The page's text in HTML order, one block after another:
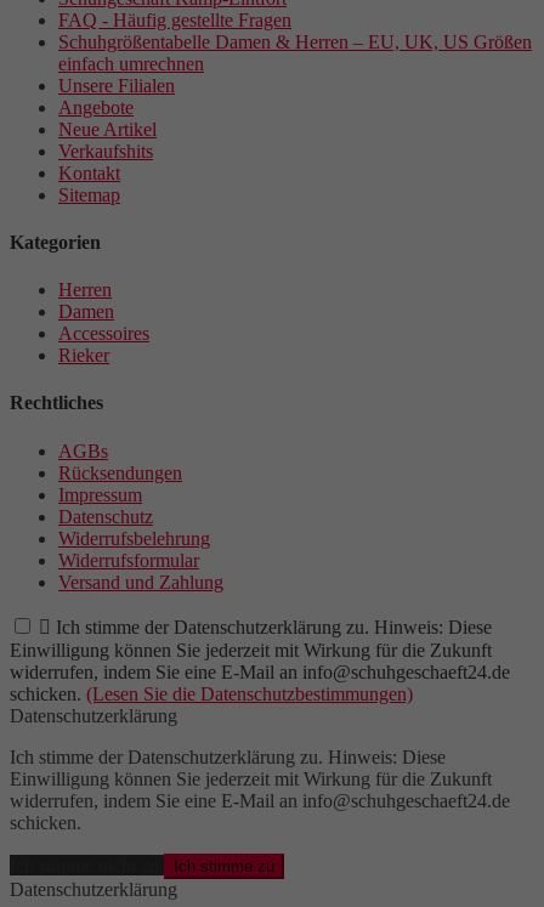
FAQ - Häufig gestellte Fragen
Schuhgrößentabelle Damen & Herren – EU, UK, US Größen
einfach umrechnen
Unsere Filialen
Angebote
Neue Artikel
Verkaufshits
Kontakt
Sitemap
Kategorien
Herren
Damen
Accessoires
Rieker
Rechtliches
AGBs
Rücksendungen
Impressum
Datenschutz
Widerrufsbelehrung
Widerrufsformular
Versand und Zahlung
 Ich stimme der Datenschutzerklärung zu. Hinweis: Diese
Einwilligung können Sie jederzeit mit Wirkung für die Zukunft
widerrufen, indem Sie eine E-Mail an info@schuhgeschaeft24.de
schicken. (Lesen Sie die Datenschutzbestimmungen)
Datenschutzerklärung
Ich stimme der Datenschutzerklärung zu. Hinweis: Diese
Einwilligung können Sie jederzeit mit Wirkung für die Zukunft
widerrufen, indem Sie eine E-Mail an info@schuhgeschaeft24.de
schicken.
Ich stimme zu
Datenschutzerklärung